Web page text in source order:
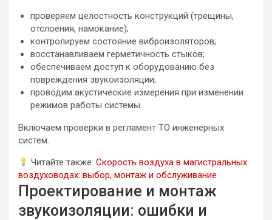
проверяем целостность конструкций (трещины,
отслоения, намокание);
контролируем состояние виброизоляторов;
восстанавливаем герметичность стыков;
обеспечиваем доступ к оборудованию без
повреждения звукоизоляции;
проводим акустические измерения при изменении
режимов работы системы.
Включаем проверки в регламент ТО инженерных
систем.
Читайте также: Скорость воздуха в магистральных
воздуховодах: выбор, монтаж и обслуживание
Проектирование и монтаж
звукоизоляции: ошибки и